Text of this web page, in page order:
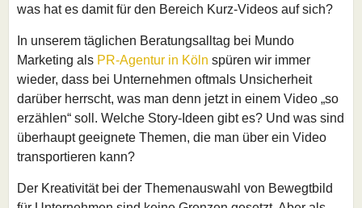
was hat es damit für den Bereich Kurz-Videos auf sich?
In unserem täglichen Beratungsalltag bei Mundo
Marketing als PR-Agentur in Köln spüren wir immer
wieder, dass bei Unternehmen oftmals Unsicherheit
darüber herrscht, was man denn jetzt in einem Video „so
erzählen“ soll. Welche Story-Ideen gibt es? Und was sind
überhaupt geeignete Themen, die man über ein Video
transportieren kann?
Der Kreativität bei der Themenauswahl von Bewegtbild